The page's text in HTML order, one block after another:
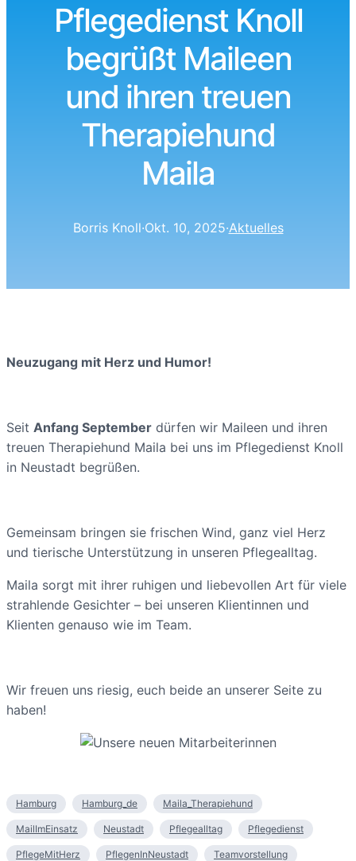
Pflegedienst Knoll
begrüßt Maileen
und ihren treuen
Therapiehund
Maila
Borris Knoll·Okt. 10, 2025·Aktuelles
Neuzugang mit Herz und Humor!
Seit Anfang September dürfen wir Maileen und ihren
treuen Therapiehund Maila bei uns im Pflegedienst Knoll
in Neustadt begrüßen.
Gemeinsam bringen sie frischen Wind, ganz viel Herz
und tierische Unterstützung in unseren Pflegealltag.
Maila sorgt mit ihrer ruhigen und liebevollen Art für viele
strahlende Gesichter – bei unseren Klientinnen und
Klienten genauso wie im Team.
Wir freuen uns riesig, euch beide an unserer Seite zu
haben!
Hamburg Hamburg_de Maila_Therapiehund
MailImEinsatz Neustadt Pflegealltag Pflegedienst
PflegeMitHerz PflegenInNeustadt Teamvorstellung